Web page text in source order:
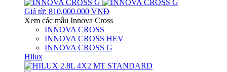
Giá từ: 810,000,000 VNĐ
Xem các mẫu Innova Cross
INNOVA CROSS
INNOVA CROSS HEV
INNOVA CROSS G
Hilux